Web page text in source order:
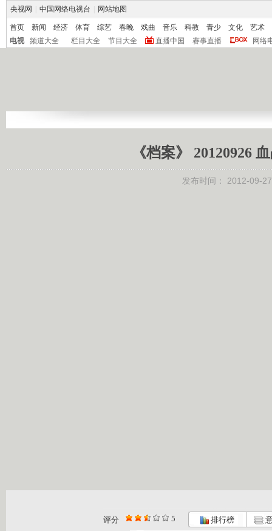
央视网 中国网络电视台 网站地图
首页 新闻 经济 体育 综艺 春晚 戏曲 音乐 科教 青少 文化
艺术
电视
频道大全 栏目大全 节目大全 直播中国 赛事直播 网络
《档案》 20120926
发布时间： 2012-09-
评分 5 排行榜